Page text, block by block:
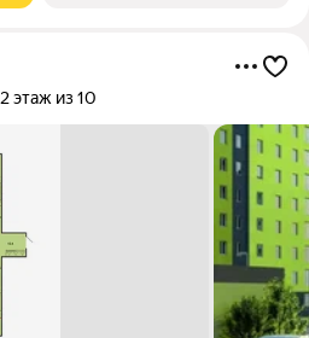
2 этаж из 10